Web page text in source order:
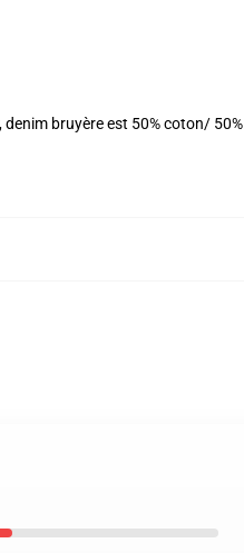
bruyère est 50% coton/ 50%